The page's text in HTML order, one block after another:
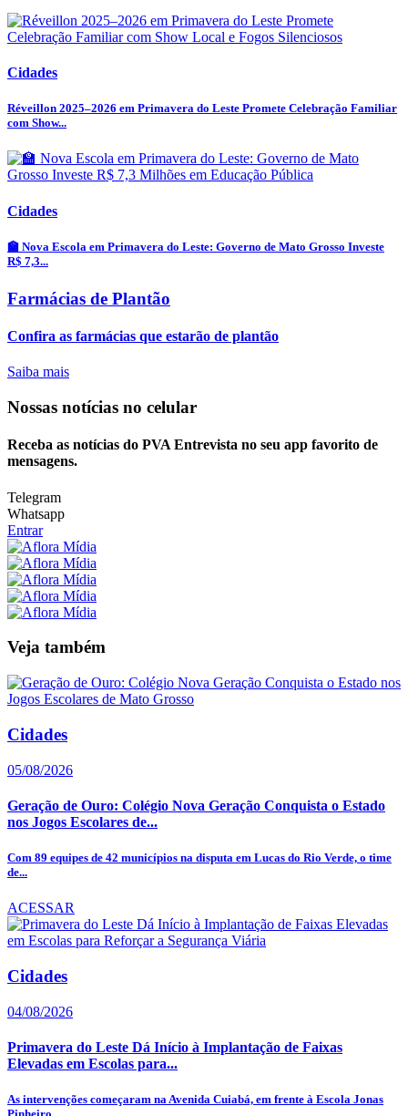
Cidades
Réveillon 2025–2026 em Primavera do Leste Promete Celebração Familiar
com Show...
Cidades
🏫 Nova Escola em Primavera do Leste: Governo de Mato Grosso Investe
R$ 7,3...
Farmácias de Plantão
Confira as farmácias que estarão de plantão
Saiba mais
Nossas notícias no celular
Receba as notícias do PVA Entrevista no seu app favorito de
mensagens.
Telegram
Whatsapp
Entrar
Veja também
Cidades
05/08/2026
Geração de Ouro: Colégio Nova Geração Conquista o Estado
nos Jogos Escolares de...
Com 89 equipes de 42 municípios na disputa em Lucas do Rio Verde, o time
de...
ACESSAR
Cidades
04/08/2026
Primavera do Leste Dá Início à Implantação de Faixas
Elevadas em Escolas para...
As intervenções começaram na Avenida Cuiabá, em frente à Escola Jonas